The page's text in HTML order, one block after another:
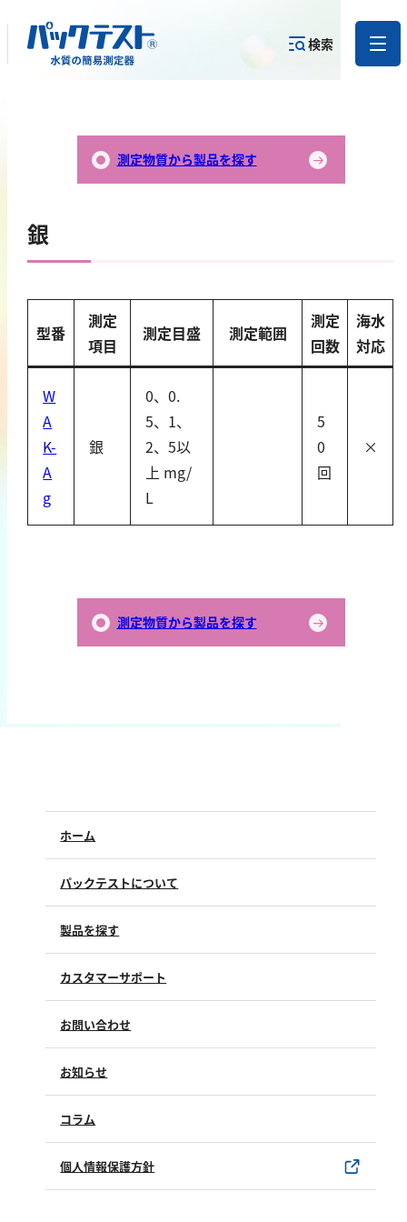
検索
測定物質から製品を探す
銀
型番
測定
項目
測定目盛 測定範囲
測定
回数
海水
対応
W
A
K-
A
g
銀
0、0.
5、1、
2、5以
上 mg/
L
5
0
回
×
測定物質から製品を探す
ホーム
パックテストについて
製品を探す
カスタマーサポート
製品のご購入について
SDSについて
水銀使用製品について
該非判定書について
お問い合わせ
試薬サンプル
製品カタログ
お知らせ
コラム
個人情報保護方針
製品を探す
で探す
亜鉛
カドミウム
金
銀
クロム
鉄
銅
鉛
ニッケル
金属総量
有機汚濁
カルシウム
全硬度
マグネシウム
塩素
亜塩素酸ナトリウム
二酸化塩素
遊離残留塩素
総残留塩素
硫黄
硫化物（硫化水素）